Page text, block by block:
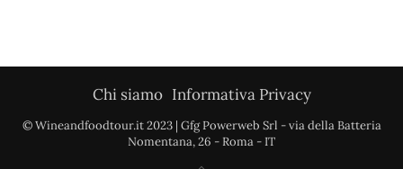
Chi siamo Informativa Privacy
© Wineandfoodtour.it 2023 | Gfg Powerweb Srl - via della Batteria
Nomentana, 26 - Roma - IT